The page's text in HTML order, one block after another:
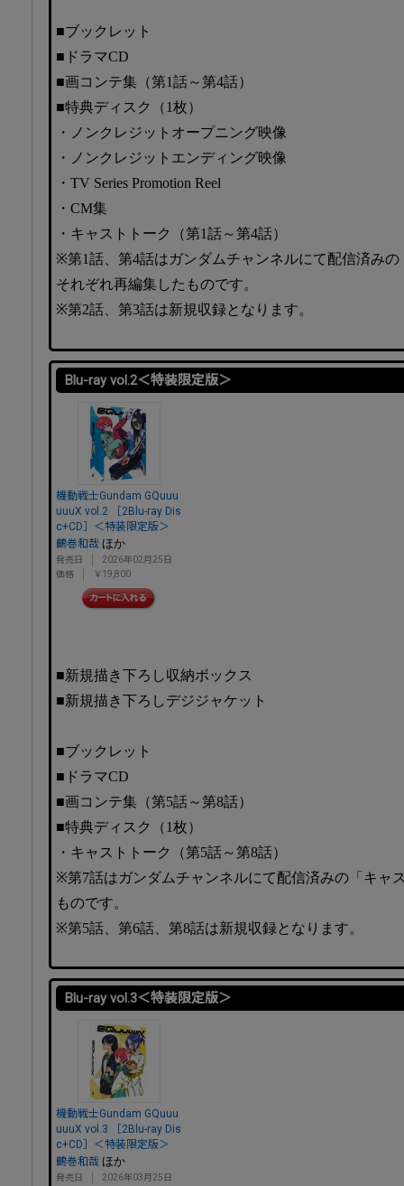
■ブックレット
■ドラマCD
■画コンテ集（第1話～第4話）
■特典ディスク（1枚）
・ノンクレジットオープニング映像
・ノンクレジットエンディング映像
・TV Series Promotion Reel
・CM集
・キャストトーク（第1話～第4話）
※第1話、第4話はガンダムチャンネルにて配信済みの
それぞれ再編集したものです。
※第2話、第3話は新規収録となります。
Blu-ray vol.2＜特装限定版＞
機動戦士Gundam GQuuu
uuuX vol.2 ［2Blu-ray Dis
c+CD］＜特装限定版＞
鶴巻和哉 ほか
発売日
2026年02月25日
価格
￥19,800
■新規描き下ろし収納ボックス
■新規描き下ろしデジジャケット
■ブックレット
■ドラマCD
■画コンテ集（第5話～第8話）
■特典ディスク（1枚）
・キャストトーク（第5話～第8話）
※第7話はガンダムチャンネルにて配信済みの「キャ
ものです。
※第5話、第6話、第8話は新規収録となります。
Blu-ray vol.3＜特装限定版＞
機動戦士Gundam GQuuu
uuuX vol.3 ［2Blu-ray Dis
c+CD］＜特装限定版＞
鶴巻和哉 ほか
発売日
2026年03月25日